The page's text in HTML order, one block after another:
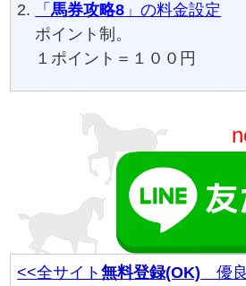
「馬券攻略8 」の料金設定
ポイント制。
１ポイント＝１００円
<<全サイト無料登録(OK) 優